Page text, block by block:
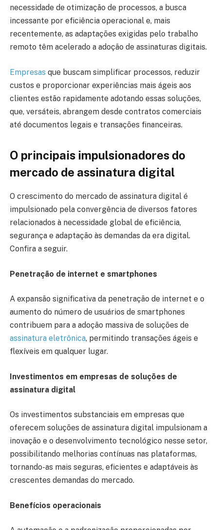
necessidade de otimização de processos, a busca
incessante por eficiência operacional e, mais
recentemente, as adaptações exigidas pelo trabalho
remoto têm acelerado a adoção de assinaturas digitais.
Empresas que buscam simplificar processos, reduzir
custos e proporcionar experiências mais ágeis aos
clientes estão rapidamente adotando essas soluções,
que, versáteis, abrangem desde contratos comerciais
até documentos legais e transações financeiras.
O principais impulsionadores do
mercado de assinatura digital
O crescimento do mercado de assinatura digital é
impulsionado pela convergência de diversos fatores
relacionados à necessidade global de eficiência,
segurança e adaptação às demandas da era digital.
Confira a seguir.
Penetração de internet e smartphones
A expansão significativa da penetração de internet e o
aumento do número de usuários de smartphones
contribuem para a adoção massiva de soluções de
assinatura eletrônica, permitindo transações ágeis e
flexíveis em qualquer lugar.
Investimentos em empresas de soluções de
assinatura digital
Os investimentos substanciais em empresas que
oferecem soluções de assinatura digital impulsionam a
inovação e o desenvolvimento tecnológico nesse setor,
possibilitando melhorias contínuas nas plataformas,
tornando-as mais seguras, eficientes e adaptáveis às
crescentes demandas do mercado.
Benefícios operacionais